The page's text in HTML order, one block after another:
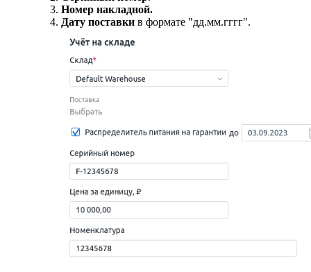
Номер накладной.
Дату поставки в формате "дд.мм.гггг".